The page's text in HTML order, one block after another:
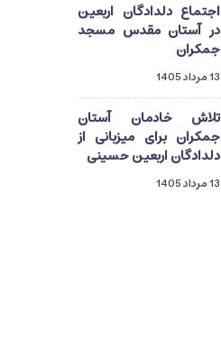
اجتماع دلدادگان اربعین
در آستان مقدس مسجد
جمکران
13 مرداد 1405
تلاش خادمان آستان
جمکران برای میزبانی از
دلدادگان اربعین حسینی
13 مرداد 1405